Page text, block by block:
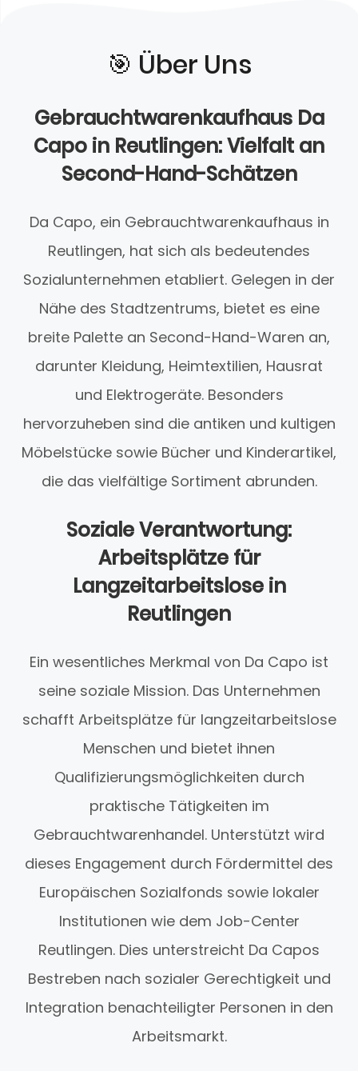
🎯️ Über Uns
Gebrauchtwarenkaufhaus Da
Capo in Reutlingen: Vielfalt an
Second-Hand-Schätzen
Da Capo, ein Gebrauchtwarenkaufhaus in
Reutlingen, hat sich als bedeutendes
Sozialunternehmen etabliert. Gelegen in der
Nähe des Stadtzentrums, bietet es eine
breite Palette an Second-Hand-Waren an,
darunter Kleidung, Heimtextilien, Hausrat
und Elektrogeräte. Besonders
hervorzuheben sind die antiken und kultigen
Möbelstücke sowie Bücher und Kinderartikel,
die das vielfältige Sortiment abrunden.
Soziale Verantwortung:
Arbeitsplätze für
Langzeitarbeitslose in
Reutlingen
Ein wesentliches Merkmal von Da Capo ist
seine soziale Mission. Das Unternehmen
schafft Arbeitsplätze für langzeitarbeitslose
Menschen und bietet ihnen
Qualifizierungsmöglichkeiten durch
praktische Tätigkeiten im
Gebrauchtwarenhandel. Unterstützt wird
dieses Engagement durch Fördermittel des
Europäischen Sozialfonds sowie lokaler
Institutionen wie dem Job-Center
Reutlingen. Dies unterstreicht Da Capos
Bestreben nach sozialer Gerechtigkeit und
Integration benachteiligter Personen in den
Arbeitsmarkt.